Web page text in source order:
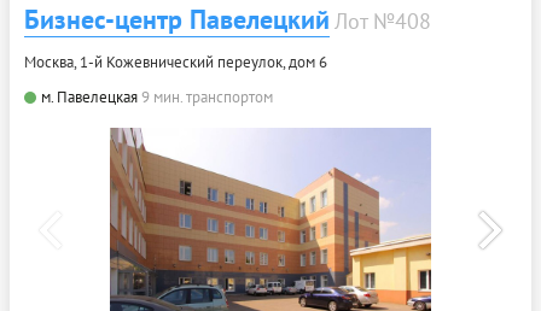
Бизнес-центр Павелецкий Лот №408
Москва, 1-й Кожевнический переулок, дом 6
м. Павелецкая9 мин. транспортом